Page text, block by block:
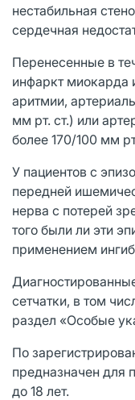
нестабильная
сердечная
Перенесенные в
инфаркт миокарда
аритмии,
мм рт. ст.) или
более 170/100 мм
У пациентов с
передней
нерва с потерей
того были ли эти
применением
сетчатки, в том
раздел «Особые
По
предназначен для
до 18 лет.